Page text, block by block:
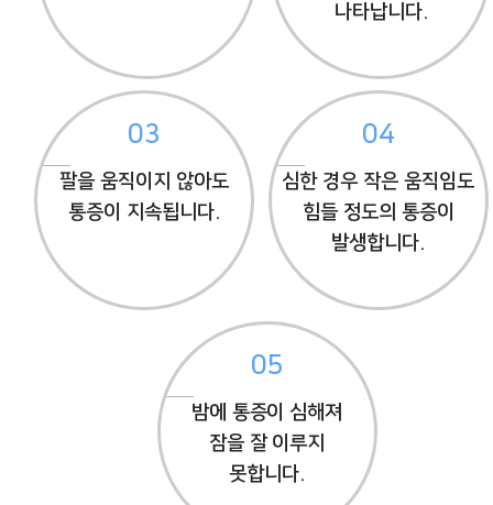
나타납니다.
03
팔을 움직이지 않아도
통증이 지속됩니다.
04
심한 경우 작은 움직임도
힘들 정도의 통증이
발생합니다.
05
밤에 통증이 심해져
잠을 잘 이루지
못합니다.